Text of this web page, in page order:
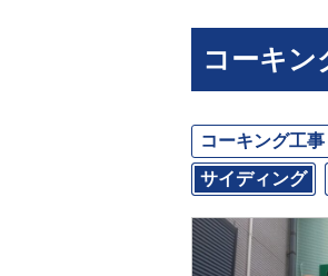
コーキン
コーキング工事
サイディング